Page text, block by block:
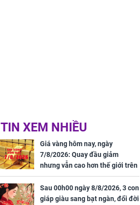
TIN XEM NHIỀU
Giá vàng hôm nay, ngày
7/8/2026: Quay đầu giảm
nhưng vẫn cao hơn thế giới trên
7 triệu đồng
Sau 00h00 ngày 8/8/2026, 3 con
giáp giàu sang bạt ngàn, đổi đời